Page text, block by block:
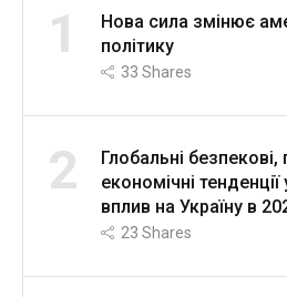
1
Нова сила змінює
політику
33 Shares
2
Глобальні безпекові,
економічні тенденції
вплив на Україну в
23 Shares